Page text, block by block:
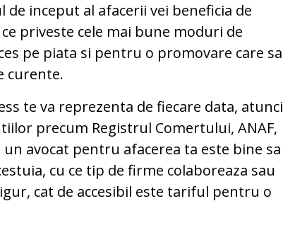
inceput al afacerii vei beneficia de
priveste cele mai bune moduri de
pe piata si pentru o promovare care sa
curente.
te va reprezenta de fiecare data, atunci
precum Registrul Comertului, ANAF,
un avocat pentru afacerea ta este bine sa
cu ce tip de firme colaboreaza sau
cat de accesibil este tariful pentru o